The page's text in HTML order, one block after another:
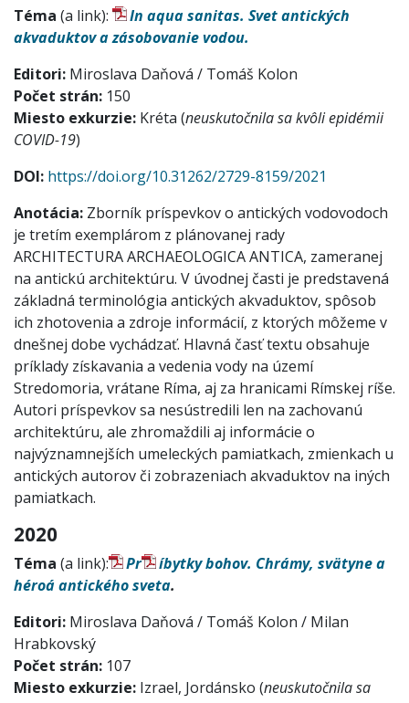
Téma (a link):
In aqua sanitas. Svet antických
akvaduktov a zásobovanie vodou.
Editori: Miroslava Daňová / Tomáš Kolon
Počet strán: 150
Miesto exkurzie: Kréta (neuskutočnila sa kvôli epidémii
COVID-19)
DOI: https://doi.org/10.31262/2729-8159/2021
Anotácia: Zborník príspevkov o antických vodovodoch
je tretím exemplárom z plánovanej rady
ARCHITECTURA ARCHAEOLOGICA ANTICA, zameranej
na antickú architektúru. V úvodnej časti je predstavená
základná terminológia antických akvaduktov, spôsob
ich zhotovenia a zdroje informácií, z ktorých môžeme v
dnešnej dobe vychádzať. Hlavná časť textu obsahuje
príklady získavania a vedenia vody na území
Stredomoria, vrátane Ríma, aj za hranicami Rímskej ríše.
Autori príspevkov sa nesústredili len na zachovanú
architektúru, ale zhromaždili aj informácie o
najvýznamnejších umeleckých pamiatkach, zmienkach u
antických autorov či zobrazeniach akvaduktov na iných
pamiatkach.
2020
Téma (a link): Pr
íbytky bohov. Chrámy, svätyne a
héroá antického sveta.
Editori: Miroslava Daňová / Tomáš Kolon / Milan
Hrabkovský
Počet strán: 107
Miesto exkurzie: Izrael, Jordánsko (neuskutočnila sa